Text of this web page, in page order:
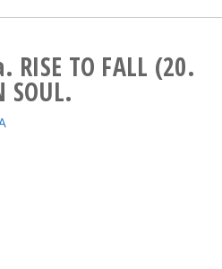
TO FALL (20.